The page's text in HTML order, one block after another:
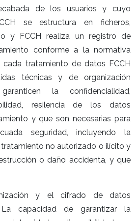
de los usuarios y cuyo
se estructura en ficheros,
y FCCH realiza un registro de
conforme a la normativa
cada tratamiento de datos FCCH
técnicas y de organización
la confidencialidad,
resilencia de los datos
y que son necesarias para
seguridad, incluyendo la
no autorizado o ilícito y
o daño accidenta, y que
y el cifrado de datos
La capacidad de garantizar la